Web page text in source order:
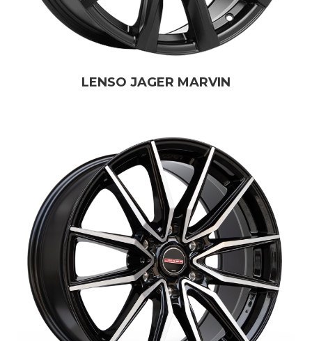
LENSO JAGER MARVIN